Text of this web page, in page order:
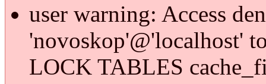
user warning: Access
'novoskop'@'localhost'
LOCK TABLES